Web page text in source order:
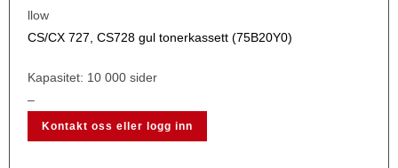
CS/CX 727, CS728 gul tonerkassett (75B20Y0)
Kapasitet: 10 000 sider
–
Kontakt oss eller logg inn